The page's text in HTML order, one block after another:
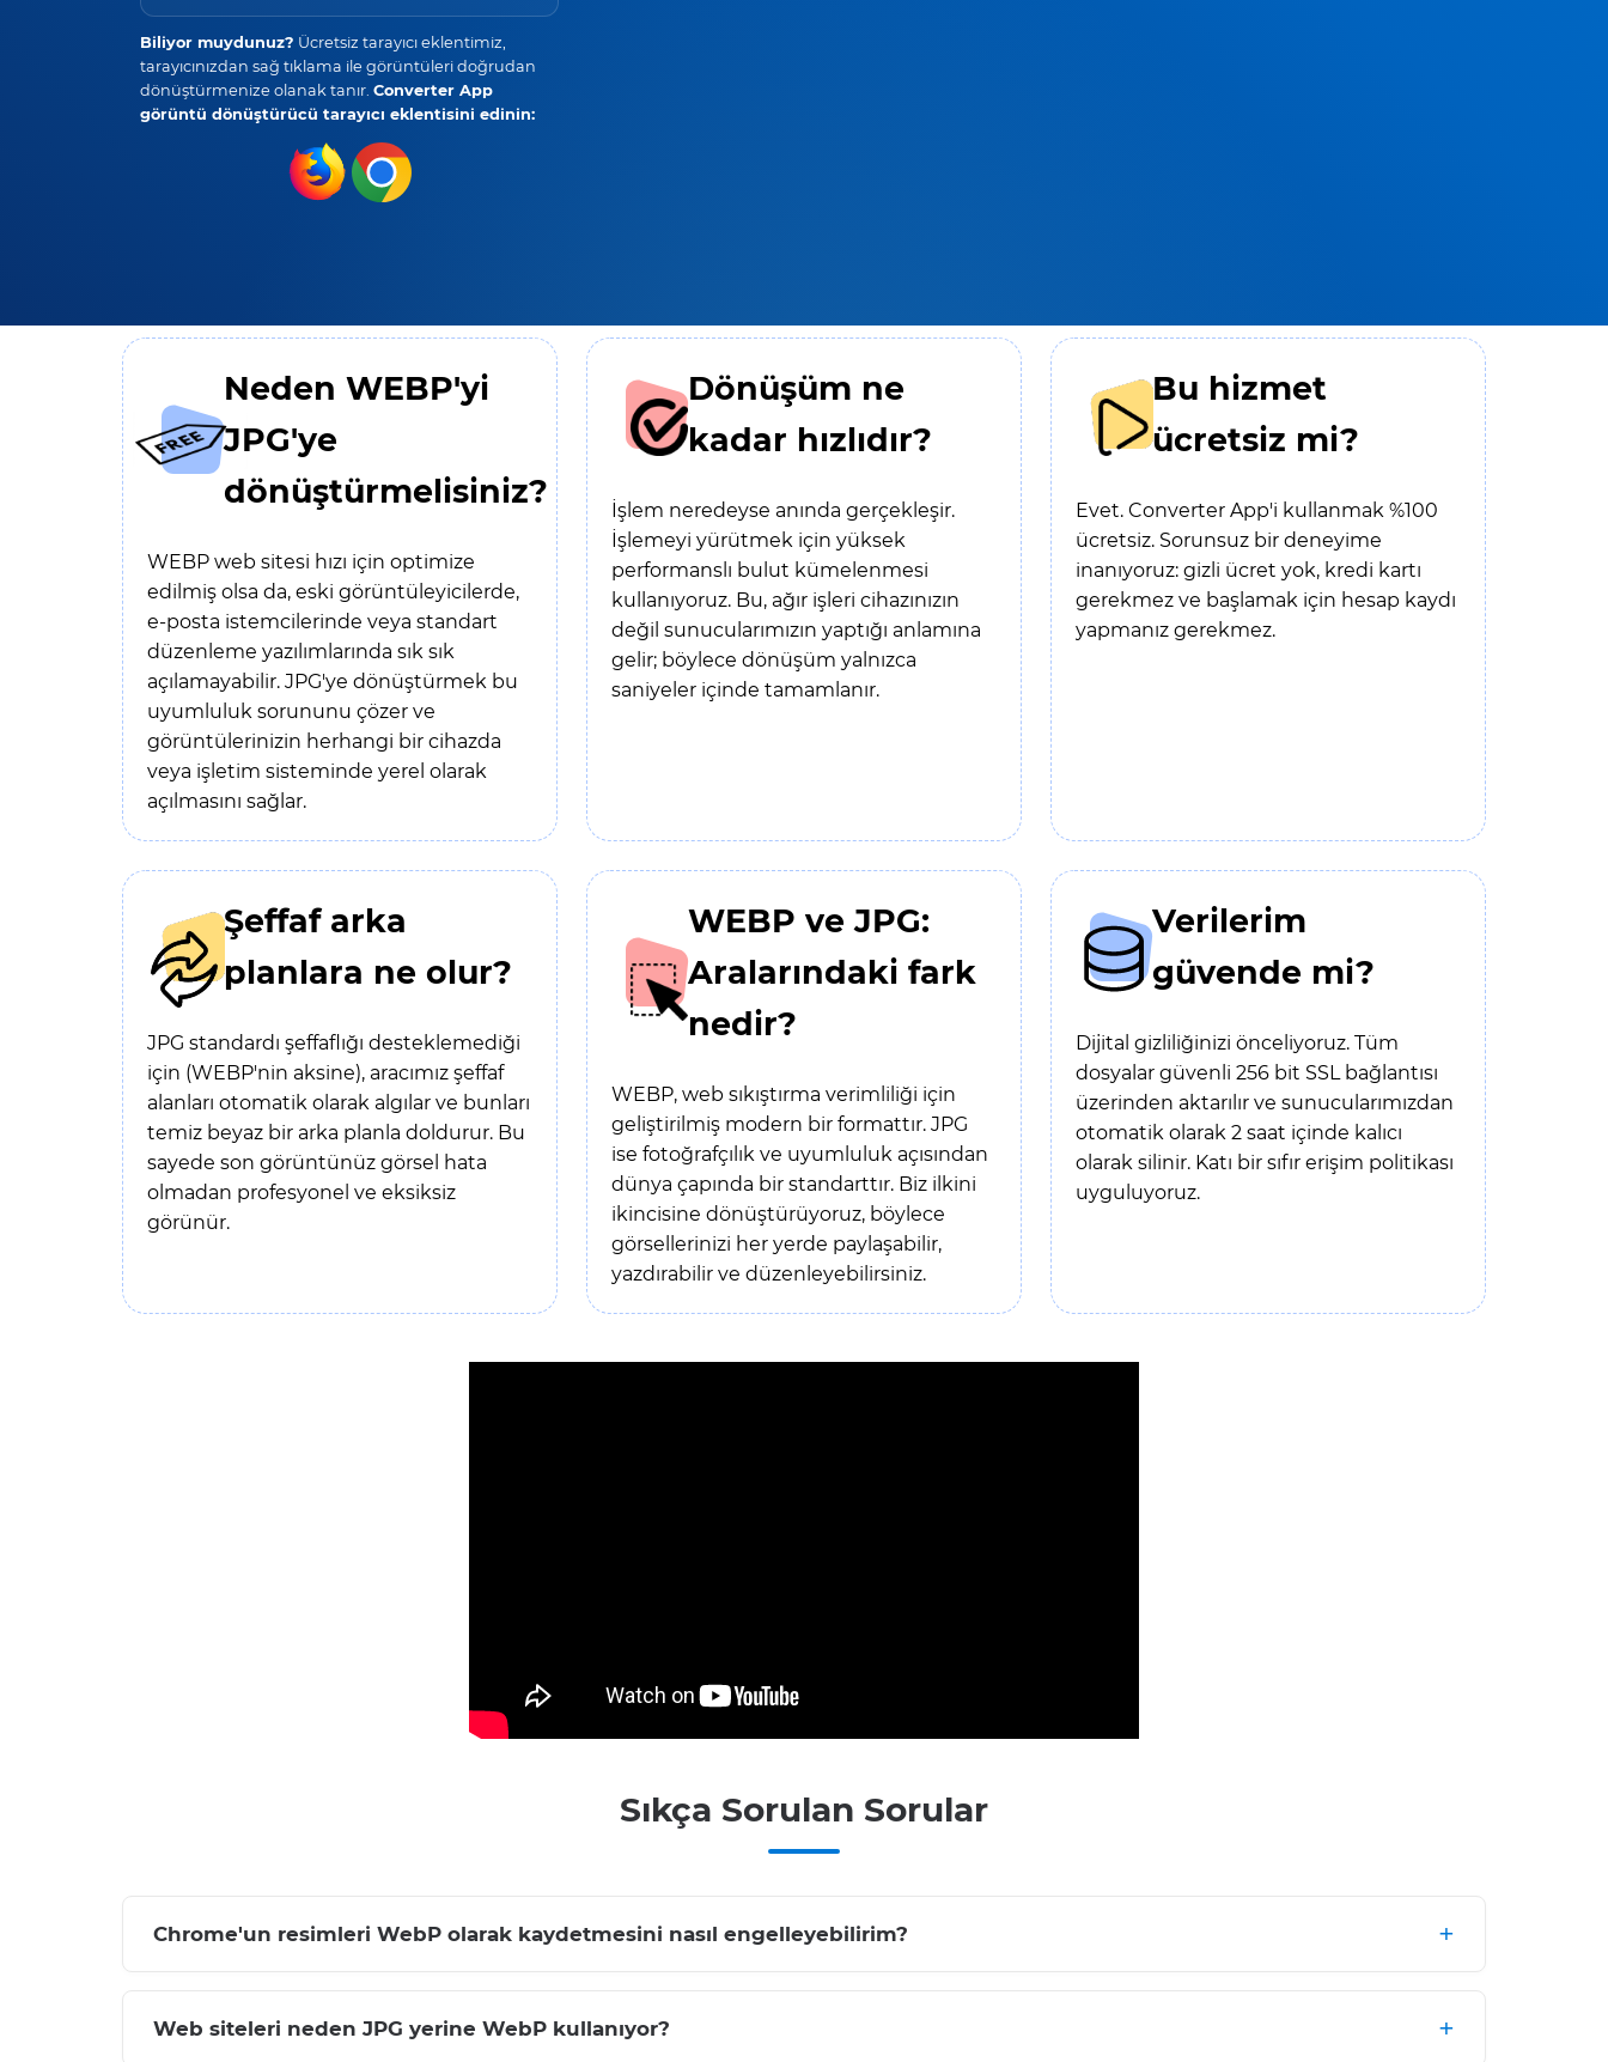
Biliyor muydunuz? Ücretsiz tarayıcı eklentimiz,
tarayıcınızdan sağ tıklama ile görüntüleri doğrudan
dönüştürmenize olanak tanır. Converter App
görüntü dönüştürücü tarayıcı eklentisini edinin:
Neden WEBP'yi
JPG'ye
dönüştürmelisiniz?
WEBP web sitesi hızı için optimize
edilmiş olsa da, eski görüntüleyicilerde,
e-posta istemcilerinde veya standart
düzenleme yazılımlarında sık sık
açılamayabilir. JPG'ye dönüştürmek bu
uyumluluk sorununu çözer ve
görüntülerinizin herhangi bir cihazda
veya işletim sisteminde yerel olarak
açılmasını sağlar.
Dönüşüm ne
kadar hızlıdır?
İşlem neredeyse anında gerçekleşir.
İşlemeyi yürütmek için yüksek
performanslı bulut kümelenmesi
kullanıyoruz. Bu, ağır işleri cihazınızın
değil sunucularımızın yaptığı anlamına
gelir; böylece dönüşüm yalnızca
saniyeler içinde tamamlanır.
Bu hizmet
ücretsiz mi?
Evet. Converter App'i kullanmak %100
ücretsiz. Sorunsuz bir deneyime
inanıyoruz: gizli ücret yok, kredi kartı
gerekmez ve başlamak için hesap kaydı
yapmanız gerekmez.
Şeffaf arka
planlara ne olur?
JPG standardı şeffaflığı desteklemediği
için (WEBP'nin aksine), aracımız şeffaf
alanları otomatik olarak algılar ve bunları
temiz beyaz bir arka planla doldurur. Bu
sayede son görüntünüz görsel hata
olmadan profesyonel ve eksiksiz
görünür.
WEBP ve JPG:
Aralarındaki fark
nedir?
WEBP, web sıkıştırma verimliliği için
geliştirilmiş modern bir formattır. JPG
ise fotoğrafçılık ve uyumluluk açısından
dünya çapında bir standarttır. Biz ilkini
ikincisine dönüştürüyoruz, böylece
görsellerinizi her yerde paylaşabilir,
yazdırabilir ve düzenleyebilirsiniz.
Verilerim
güvende mi?
Dijital gizliliğinizi önceliyoruz. Tüm
dosyalar güvenli 256 bit SSL bağlantısı
üzerinden aktarılır ve sunucularımızdan
otomatik olarak 2 saat içinde kalıcı
olarak silinir. Katı bir sıfır erişim politikası
uyguluyoruz.
Sıkça Sorulan Sorular
Chrome'un resimleri WebP olarak kaydetmesini nasıl engelleyebilirim?
Web siteleri neden JPG yerine WebP kullanıyor?